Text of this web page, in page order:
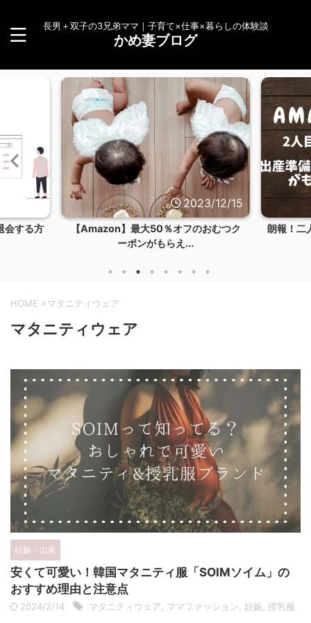
長男＋双子の3兄弟ママ｜子育て×仕事×暮らしの体験談
かめ妻ブログ
12/24
会する方
2023/12/15
【Amazon】最大50％オフのおむつク
ーポンがもらえ...
朗報！二
HOME >マタニティウェア
マタニティウェア
妊娠・出産
安くて可愛い！韓国マタニティ服「SOIMソイム」の
おすすめ理由と注意点
2024/2/14 マタニティウェア, ママファッション, 妊娠, 授乳服